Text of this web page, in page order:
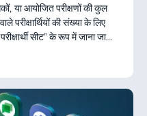
या आयोजित परीक्षणों की कुल
परीक्षार्थियों की संख्या के लिए
सीट” के रूप में जाना जाता
के अनुरूप रखते हुए असीमित